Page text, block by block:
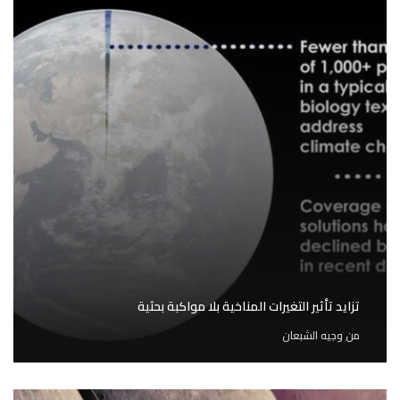
تزايد تأثير التغيرات المناخية بلا مواكبة بحثية
من وجيه الشبعان